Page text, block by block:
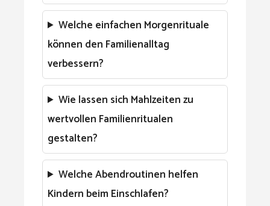
Welche einfachen Morgenrituale
können den Familienalltag
verbessern?
Wie lassen sich Mahlzeiten zu
wertvollen Familienritualen
gestalten?
Welche Abendroutinen helfen
Kindern beim Einschlafen?